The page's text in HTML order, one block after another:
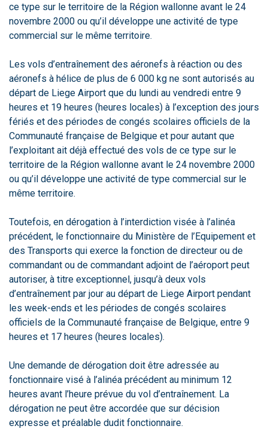
ce type sur le territoire de la Région wallonne avant le 24
novembre 2000 ou qu’il développe une activité de type
commercial sur le même territoire.
Les vols d’entraînement des aéronefs à réaction ou des
aéronefs à hélice de plus de 6 000 kg ne sont autorisés au
départ de Liege Airport que du lundi au vendredi entre 9
heures et 19 heures (heures locales) à l’exception des jours
fériés et des périodes de congés scolaires officiels de la
Communauté française de Belgique et pour autant que
l’exploitant ait déjà effectué des vols de ce type sur le
territoire de la Région wallonne avant le 24 novembre 2000
ou qu’il développe une activité de type commercial sur le
même territoire.
Toutefois, en dérogation à l’interdiction visée à l’alinéa
précédent, le fonctionnaire du Ministère de l’Equipement et
des Transports qui exerce la fonction de directeur ou de
commandant ou de commandant adjoint de l’aéroport peut
autoriser, à titre exceptionnel, jusqu’à deux vols
d’entraînement par jour au départ de Liege Airport pendant
les week-ends et les périodes de congés scolaires
officiels de la Communauté française de Belgique, entre 9
heures et 17 heures (heures locales).
Une demande de dérogation doit être adressée au
fonctionnaire visé à l’alinéa précédent au minimum 12
heures avant l’heure prévue du vol d’entraînement. La
dérogation ne peut être accordée que sur décision
expresse et préalable dudit fonctionnaire.